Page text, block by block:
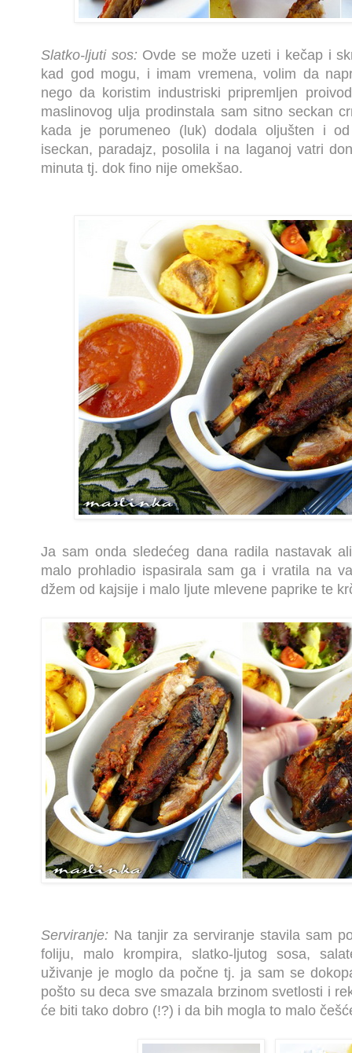
Slatko-ljuti sos: Ovde se može uzeti i kečap i
kad god mogu, i imam vremena, volim da
nego da koristim industriski pripremljen
maslinovog ulja prodinstala sam sitno seckan
kada je porumeneo (luk) dodala oljušten i
iseckan, paradajz, posolila i na laganoj vatri
minuta tj. dok fino nije omekšao.
Ja sam onda sledećeg dana radila nastavak
malo prohladio ispasirala sam ga i vratila na
džem od kajsije i malo ljute mlevene paprike te
Serviranje: Na tanjir za serviranje stavila sam
foliju, malo krompira, slatko-ljutog sosa,
uživanje je moglo da počne tj. ja sam se
pošto su deca sve smazala brzinom svetlosti i
će biti tako dobro (!?) i da bih mogla to malo